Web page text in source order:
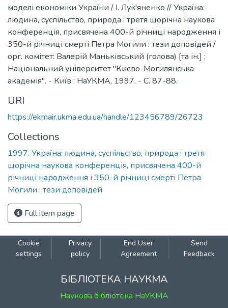
моделі економіки України / І. Лук'яненко // Україна:
людина, суспільство, природа : третя щорічна наукова
конференція, присвячена 400-й річниці народження і
350-й річниці смерті Петра Могили : тези доповідей /
орг. комітет: Валерій Маньківський (голова) [та ін.] ;
Національний університет "Києво-Могилянська
академія". - Київ : НаУКМА, 1997. - С. 87-88.
URI
https://ekmair.ukma.edu.ua/handle/123456789/26723
Collections
1997. Україна: людина, суспільство, природа : третя
щорічна наукова конференція, присвячена 400-й
річниці народження і 350-й річниці смерті Петра
Могили : тези доповідей
Full item page
Cookie
settings
Privacy
policy
End User
Agreement
Send
Feedback
БІБЛІОТЕКА НАУКМА
Наукова бібліотека НаУКМА